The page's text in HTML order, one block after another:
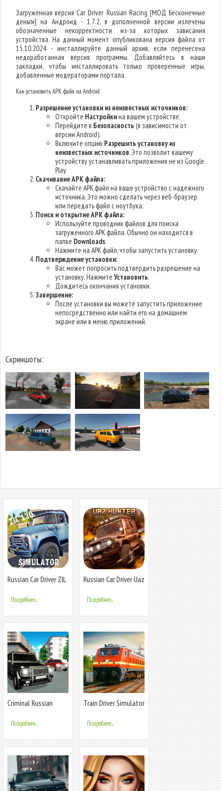
Загруженная версия Car Driver Russian Racing [МОД Бесконечные
деньги] на Андроид - 1.7.2, в дополненной версии излечены
обозначенные некорректности из-за которых зависания
устройства. На данный момент опубликована версия файла от
13.10.2024 - инсталлируйте данный архив, если перенесена
недоработанная версия программы. Добавляйтесь в наши
закладки, чтобы инсталлировать только проверенные игры,
добавленные модераторами портала.
Как установить APK файл на Android
Разрешение установки из неизвестных источников:
Откройте Настройкина вашем устройстве.
Перейдите в Безопасность (в зависимости от
версии Android).
Включите опцию Разрешить установку из
неизвестных источников. Это позволит вашему
устройству устанавливать приложения не из Google
Play.
Скачивание APK файла:
Скачайте APK файл на ваше устройство с надежного
источника. Это можно сделать через веб-браузер
или передать файл с ноутбука.
Поиск и открытие APK файла:
Используйте проводник файлов для поиска
загруженного APK файла. Обычно он находится в
папке Downloads.
Нажмите на APK файл, чтобы запустить установку.
Подтверждение установки:
Вас может попросить подтвердить разрешение на
установку. НажмитеУстановить.
Дождитесь окончания установки.
Завершение:
После установки вы можете запустить приложение
непосредственно или найти его на домашнем
экране или в меню приложений.
Скриншоты:
Russian Car Driver ZIL
Подробнее...
Russian Car Driver Uaz
Подробнее...
Criminal Russian
Подробнее...
Train Driver Simulator
Подробнее...